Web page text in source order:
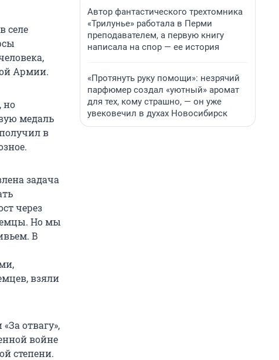
селе
Армии.
но
медаль
в
задача
через
Но мы
В
взяли
отвагу»,
войне
степени.
Автор фантастического трехтомника
«Трилунье» работала в Перми
преподавателем, а первую книгу
написала на спор — ее история
«Протянуть руку помощи»: незрячий
парфюмер создал «уютный» аромат
для тех, кому страшно, — он уже
увековечил в духах Новосибирск